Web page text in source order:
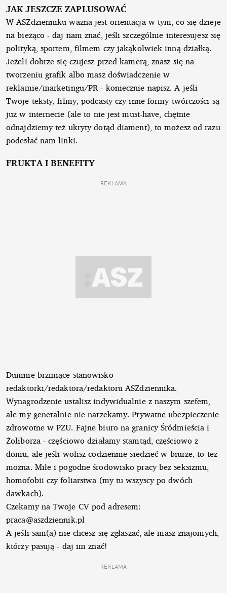
JAK JESZCZE ZAPLUSOWAĆ
W ASZdzienniku ważna jest orientacja w tym, co się dzieje
na bieżąco - daj nam znać, jeśli szczególnie interesujesz się
polityką, sportem, filmem czy jakąkolwiek inną działką.
Jeżeli dobrze się czujesz przed kamerą, znasz się na
tworzeniu grafik albo masz doświadczenie w
reklamie/marketingu/PR - koniecznie napisz. A jeśli
Twoje teksty, filmy, podcasty czy inne formy twórczości są
już w internecie (ale to nie jest must-have, chętnie
odnajdziemy też ukryty dotąd diament), to możesz od razu
podesłać nam linki.
FRUKTA I BENEFITY
REKLAMA
Dumnie brzmiące stanowisko
redaktorki/redaktora/redaktoru ASZdziennika.
Wynagrodzenie ustalisz indywidualnie z naszym szefem,
ale my generalnie nie narzekamy. Prywatne ubezpieczenie
zdrowotne w PZU. Fajne biuro na granicy Śródmieścia i
Żoliborza - częściowo działamy stamtąd, częściowo z
domu, ale jeśli wolisz codziennie siedzieć w biurze, to też
można. Miłe i pogodne środowisko pracy bez seksizmu,
homofobii czy foliarstwa (my tu wszyscy po dwóch
dawkach).
Czekamy na Twoje CV pod adresem:
praca@aszdziennik.pl
A jeśli sam(a) nie chcesz się zgłaszać, ale masz znajomych,
którzy pasują - daj im znać!
REKLAMA